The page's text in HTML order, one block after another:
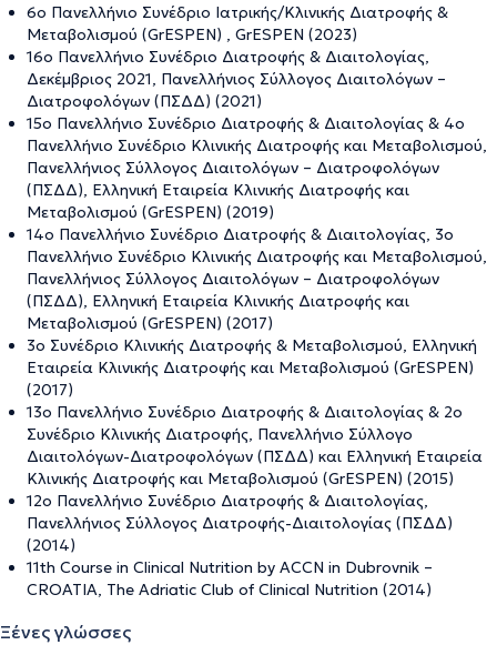
6ο Πανελλήνιο Συνέδριο Ιατρικής/Κλινικής Διατροφής &
Μεταβολισμού (GrESPEN) , GrESPEN (2023)
16ο Πανελλήνιο Συνέδριο Διατροφής & Διαιτολογίας,
Δεκέμβριος 2021, Πανελλήνιος Σύλλογος Διαιτολόγων –
Διατροφολόγων (ΠΣΔΔ) (2021)
15ο Πανελλήνιο Συνέδριο Διατροφής & Διαιτολογίας & 4ο
Πανελλήνιο Συνέδριο Κλινικής Διατροφής και Μεταβολισμού,
Πανελλήνιος Σύλλογος Διαιτολόγων – Διατροφολόγων
(ΠΣΔΔ), Ελληνική Εταιρεία Κλινικής Διατροφής και
Μεταβολισμού (GrESPEN) (2019)
14ο Πανελλήνιο Συνέδριο Διατροφής & Διαιτολογίας, 3ο
Πανελλήνιο Συνέδριο Κλινικής Διατροφής και Μεταβολισμού,
Πανελλήνιος Σύλλογος Διαιτολόγων – Διατροφολόγων
(ΠΣΔΔ), Ελληνική Εταιρεία Κλινικής Διατροφής και
Μεταβολισμού (GrESPEN) (2017)
3ο Συνέδριο Κλινικής Διατροφής & Μεταβολισμού, Ελληνική
Εταιρεία Κλινικής Διατροφής και Μεταβολισμού (GrESPEN)
(2017)
13ο Πανελλήνιο Συνέδριο Διατροφής & Διαιτολογίας & 2ο
Συνέδριο Κλινικής Διατροφής, Πανελλήνιο Σύλλογο
Διαιτολόγων-Διατροφολόγων (ΠΣΔΔ) και Ελληνική Εταιρεία
Κλινικής Διατροφής και Μεταβολισμού (GrESPEN) (2015)
12ο Πανελλήνιο Συνέδριο Διατροφής & Διαιτολογίας,
Πανελλήνιος Σύλλογος Διατροφής-Διαιτολογίας (ΠΣΔΔ)
(2014)
11th Course in Clinical Nutrition by ACCN in Dubrovnik –
CROATIA, The Adriatic Club of Clinical Nutrition (2014)
Ξένες γλώσσες